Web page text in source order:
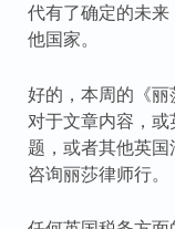
代有了确定的未
他国家。
好的，本周的《
对于文章内容，
题，或者其他英
咨询丽莎律师行。